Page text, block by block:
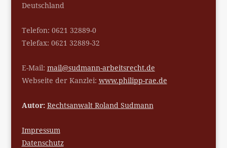
Deutschland
Telefon: 0621 32889-0
Telefax: 0621 32889-32
E-Mail: mail@sudmann-arbeitsrecht.de
Webseite der Kanzlei: www.philipp-rae.de
Autor: Rechtsanwalt Roland Sudmann
Impressum
Datenschutz